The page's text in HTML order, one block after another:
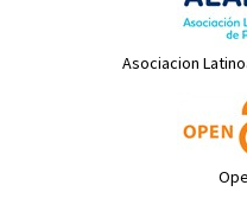
Asociacion